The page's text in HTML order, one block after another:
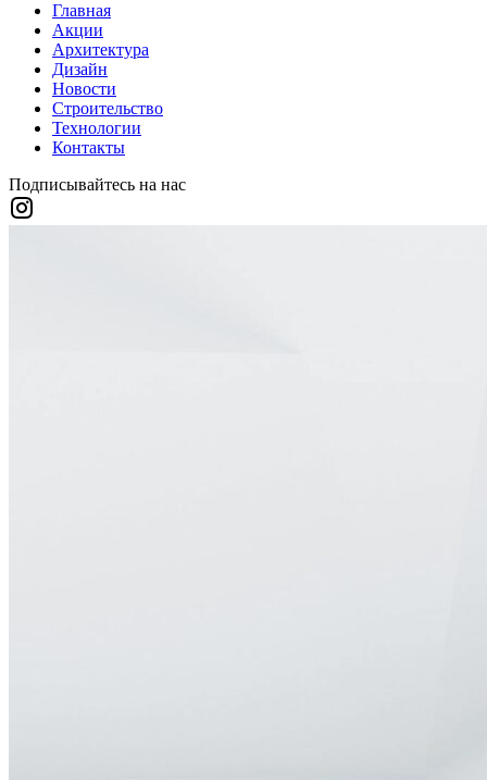
Главная
Акции
Архитектура
Дизайн
Новости
Строительство
Технологии
Контакты
Подписывайтесь на нас